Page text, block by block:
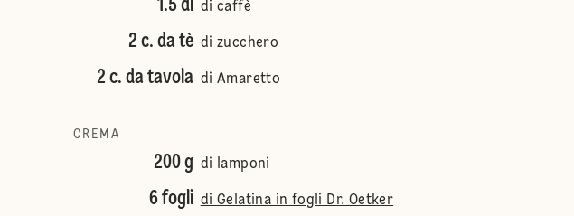
1.5 dl di caffè
2 c. da tè di zucchero
2 c. da tavola di Amaretto
CREMA
200 g di lamponi
6 fogli di Gelatina in fogli Dr. Oetker